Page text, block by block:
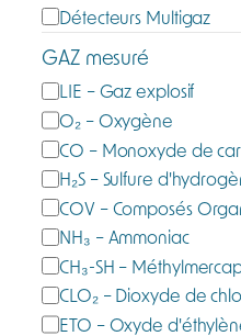
t
é
g
o
i
e
Détecteurs Multigaz
GAZ mesuré
G
a
z
m
e
s
u
r
é
LIE – Gaz explosif
O₂ – Oxygène
CO – Monoxyde de
H₂S – Sulfure
COV – Composés
NH₃ – Ammoniac
CH₃-SH –
CLO₂ – Dioxyde de
ETO – Oxyde